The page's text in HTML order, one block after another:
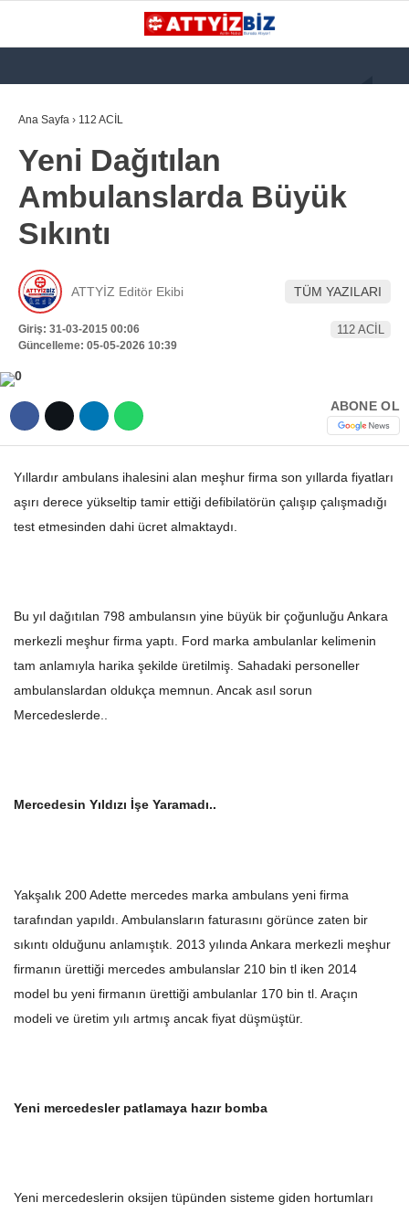
WhatsApp İhbar
Youtube
TikTok
KATEGORİLER
GÜNDEM
112 ACİL
ATT
PARAMEDİK (AABT)
İLANLAR
TERCİH ROBOTU
Ana Sayfa › 112 ACİL
Yeni Dağıtılan
Ambulanslarda Büyük
Sıkıntı
ATTYİZ Editör Ekibi TÜM YAZILARI
Giriş: 31-03-2015 00:06
Güncelleme: 05-05-2026 10:39
112 ACİL
ABONE OL
Yıllardır ambulans ihalesini alan meşhur firma son yıllarda fiyatları
aşırı derece yükseltip tamir ettiği defibilatörün çalışıp çalışmadığı
test etmesinden dahi ücret almaktaydı.
Bu yıl dağıtılan 798 ambulansın yine büyük bir çoğunluğu Ankara
merkezli meşhur firma yaptı. Ford marka ambulanlar kelimenin
tam anlamıyla harika şekilde üretilmiş. Sahadaki personeller
ambulanslardan oldukça memnun. Ancak asıl sorun
Mercedeslerde..
Mercedesin Yıldızı İşe Yaramadı..
Yakşalık 200 Adette mercedes marka ambulans yeni firma
tarafından yapıldı. Ambulansların faturasını görünce zaten bir
sıkıntı olduğunu anlamıştık. 2013 yılında Ankara merkezli meşhur
firmanın ürettiği mercedes ambulanslar 210 bin tl iken 2014
model bu yeni firmanın ürettiği ambulanlar 170 bin tl. Araçın
modeli ve üretim yılı artmış ancak fiyat düşmüştür.
Yeni mercedesler patlamaya hazır bomba
Yeni mercedeslerin oksijen tüpünden sisteme giden hortumları